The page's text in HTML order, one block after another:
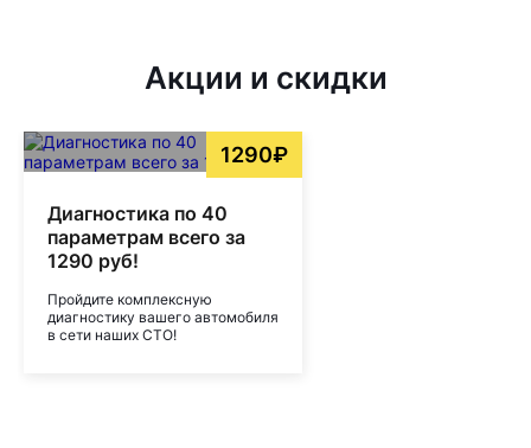
Акции и скидки
1290₽
Диагностика по 40
параметрам всего за
1290 руб!
Пройдите комплексную
диагностику вашего автомобиля
в сети наших СТО!